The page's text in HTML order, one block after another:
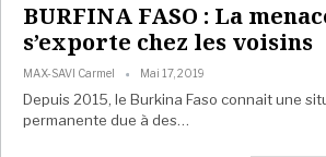
BURFINA FASO : La
s’exporte chez les voisins
MAX-SAVI Carmel Mai 17, 2019
Depuis 2015, le Burkina Faso connait une
permanente due à des…